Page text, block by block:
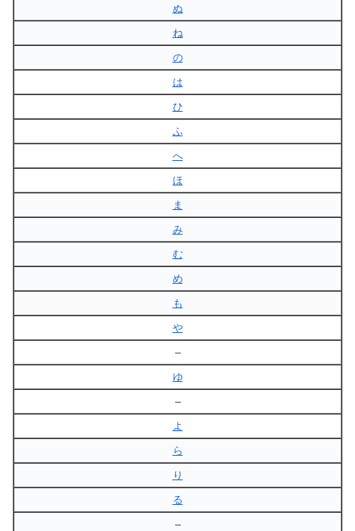
ぬ
ね
の
は
ひ
ふ
へ
ほ
ま
み
む
め
も
や
–
ゆ
–
よ
ら
り
る
–